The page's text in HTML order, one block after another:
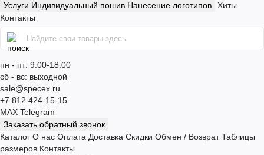
Услуги Индивидуальный пошив Нанесение логотипов
Хиты
Контакты
пн - пт: 9.00-18.00
сб - вс: выходной
sale@specex.ru
+7 812 424-15-15
MAX Telegram
Заказать обратный звонок
Каталог О нас Оплата Доставка Скидки Обмен / Возврат Таблицы
размеров Контакты